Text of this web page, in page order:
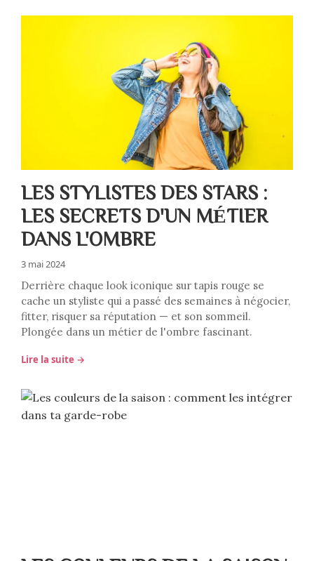
LES STYLISTES DES STARS :
LES SECRETS D'UN MÉTIER
DANS L'OMBRE
3 mai 2024
Derrière chaque look iconique sur tapis rouge se
cache un styliste qui a passé des semaines à négocier,
fitter, risquer sa réputation — et son sommeil.
Plongée dans un métier de l'ombre fascinant.
Lire la suite →